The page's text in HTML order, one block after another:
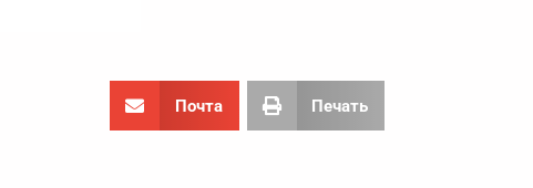
Почта Печать